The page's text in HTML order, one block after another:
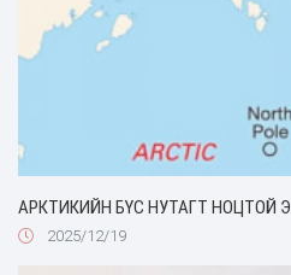
АРКТИКИЙН БҮС НУТАГТ НОЦТОЙ
2025/12/19